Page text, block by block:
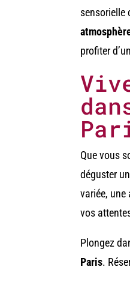
sensorielle
profiter
Que vous
déguster
variée,
vos
Plongez
Paris.